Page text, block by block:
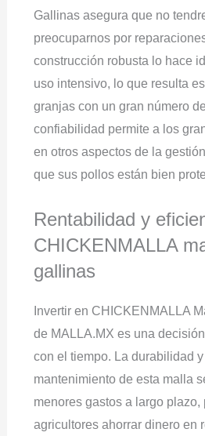
Gallinas asegura que no
preocuparnos por
construcción robusta lo hace
uso intensivo, lo que resulta
granjas con un gran número
confiabilidad permite a los
en otros aspectos de la
que sus pollos están bien
Rentabilidad y
CHICKENMALLA
gallinas
Invertir en CHICKENMALLA
de MALLA.MX es una
con el tiempo. La durabilidad
mantenimiento de esta malla
menores gastos a largo
agricultores ahorrar dinero en